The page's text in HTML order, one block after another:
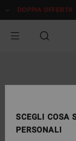
alle
prodotto
DOPPIA OFFERTA
SCEGLI COSA
PERSONALI